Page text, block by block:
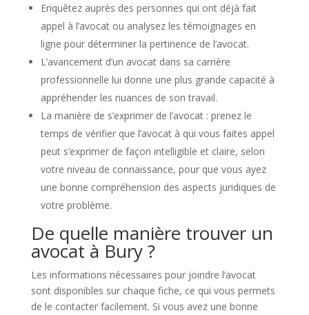
Enquêtez auprès des personnes qui ont déjà fait
appel à l’avocat ou analysez les témoignages en
ligne pour déterminer la pertinence de l’avocat.
L’avancement d’un avocat dans sa carrière
professionnelle lui donne une plus grande capacité à
appréhender les nuances de son travail.
La manière de s’exprimer de l’avocat : prenez le
temps de vérifier que l’avocat à qui vous faites appel
peut s’exprimer de façon intelligible et claire, selon
votre niveau de connaissance, pour que vous ayez
une bonne compréhension des aspects juridiques de
votre problème.
De quelle manière trouver un
avocat à Bury ?
Les informations nécessaires pour joindre l’avocat
sont disponibles sur chaque fiche, ce qui vous permets
de le contacter facilement. Si vous avez une bonne